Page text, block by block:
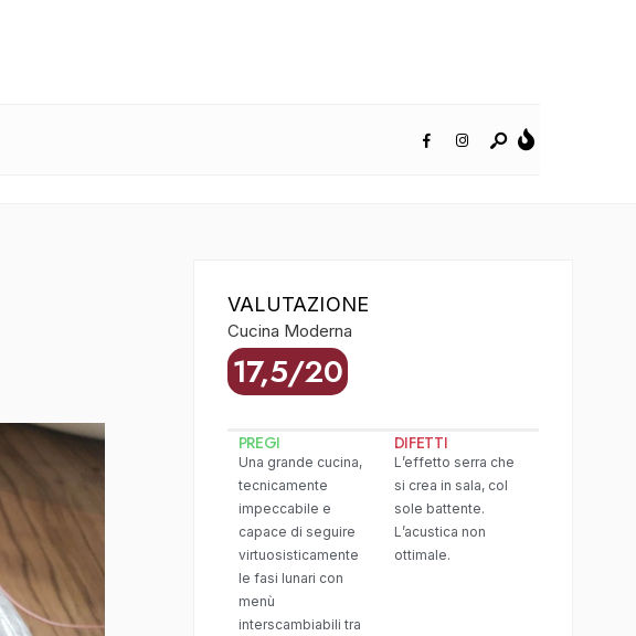
VALUTAZIONE
Cucina Moderna
17,5/20
PREGI
Una grande cucina,
tecnicamente
impeccabile e
capace di seguire
virtuosisticamente
le fasi lunari con
menù
interscambiabili tra
DIFETTI
L’effetto serra che
si crea in sala, col
sole battente.
L’acustica non
ottimale.